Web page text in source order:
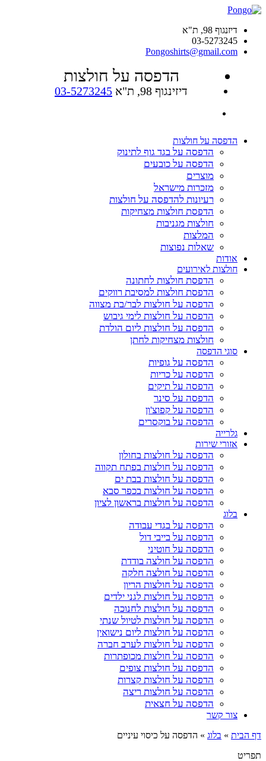
דיזנגוף 98, ת"א
03-5273245
Pongoshirts@gmail.com
הדפסה על חולצות
דיזינגוף 98, ת"א 03-5273245
הדפסה על חולצות
הדפסה על בגד גוף לתינוק
הדפסה על כובעים
מוצרים
מזכרות מישראל
רעיונות להדפסה על חולצות
הדפסת חולצות מצחיקות
חולצות מגניבות
המלצות
שאלות נפוצות
אודות
חולצות לאירועים
הדפסת חולצות לחתונה
הדפסת חולצות למסיבת רווקים
הדפסה על חולצות לבר/בת מצווה
הדפסה על חולצות לימי גיבוש
הדפסה על חולצות ליום הולדת
חולצות מצחיקות לחתן
סוגי הדפסה
הדפסה על גופיות
הדפסה על כריות
הדפסה על תיקים
הדפסה על סינר
הדפסה על קפוצ'ון
הדפסה על בוקסרים
גלרייה
אזורי שירות
הדפסה על חולצות בחולון
הדפסה על חולצות בפתח תקווה
הדפסה על חולצות בבת ים
הדפסה על חולצות בכפר סבא
הדפסה על חולצות בראשון לציון
בלוג
הדפסה על בגדי עבודה
הדפסה על בייבי דול
הדפסה על חוטיני
הדפסה על חולצה בודדת
הדפסה על חולצה חלקה
הדפסה על חולצות הריון
הדפסה על חולצות לגני ילדים
הדפסה על חולצות לחנוכה
הדפסה על חולצות לטיול שנתי
הדפסה על חולצות ליום נישואין
הדפסה על חולצות לערב חברה
הדפסה על חולצות מכופתרות
הדפסה על חולצות צופים
הדפסה על חולצות קצרות
הדפסה על חולצות ריצה
הדפסה על חצאית
צור קשר
דף הבית » בלוג » הדפסה על כיסוי עיניים
תפריט